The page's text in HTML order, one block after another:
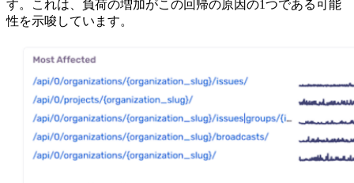
す。これは、負荷の増加がこの回帰の原因の1つである可能
性を示唆しています。